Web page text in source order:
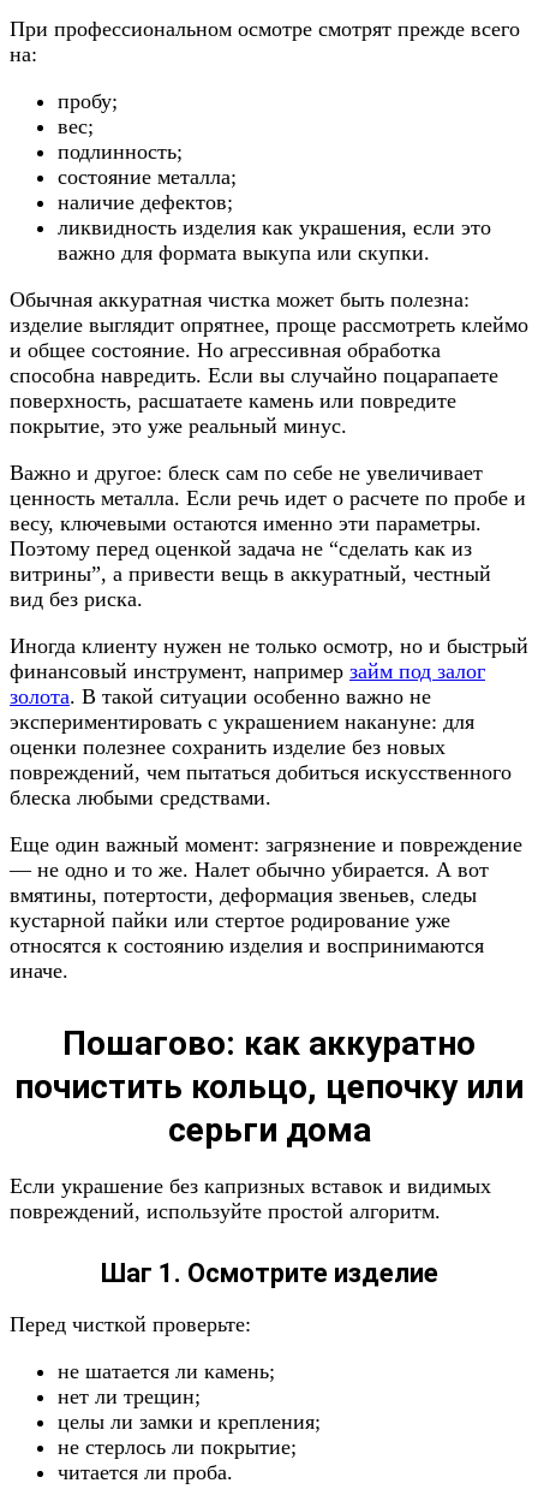
При профессиональном осмотре смотрят прежде всего
на:
пробу;
вес;
подлинность;
состояние металла;
наличие дефектов;
ликвидность изделия как украшения, если это
важно для формата выкупа или скупки.
Обычная аккуратная чистка может быть полезна:
изделие выглядит опрятнее, проще рассмотреть клеймо
и общее состояние. Но агрессивная обработка
способна навредить. Если вы случайно поцарапаете
поверхность, расшатаете камень или повредите
покрытие, это уже реальный минус.
Важно и другое: блеск сам по себе не увеличивает
ценность металла. Если речь идет о расчете по пробе и
весу, ключевыми остаются именно эти параметры.
Поэтому перед оценкой задача не “сделать как из
витрины”, а привести вещь в аккуратный, честный
вид без риска.
Иногда клиенту нужен не только осмотр, но и быстрый
финансовый инструмент, например займ под залог
золота. В такой ситуации особенно важно не
экспериментировать с украшением накануне: для
оценки полезнее сохранить изделие без новых
повреждений, чем пытаться добиться искусственного
блеска любыми средствами.
Еще один важный момент: загрязнение и повреждение
— не одно и то же. Налет обычно убирается. А вот
вмятины, потертости, деформация звеньев, следы
кустарной пайки или стертое родирование уже
относятся к состоянию изделия и воспринимаются
иначе.
Пошагово: как аккуратно
почистить кольцо, цепочку или
серьги дома
Если украшение без капризных вставок и видимых
повреждений, используйте простой алгоритм.
Шаг 1. Осмотрите изделие
Перед чисткой проверьте:
не шатается ли камень;
нет ли трещин;
целы ли замки и крепления;
не стерлось ли покрытие;
читается ли проба.